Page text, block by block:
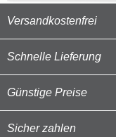
Versandkostenfrei
Schnelle Lieferung
Günstige Preise
Sicher zahlen